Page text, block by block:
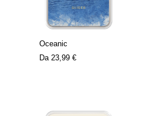
Oceanic
Da 23,99 €